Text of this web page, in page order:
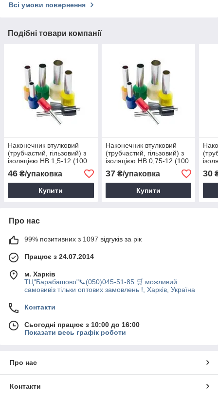
Всі умови повернення
Подібні товари компанії
Наконечник втулковий
(трубчастий, гільзовий) з
ізоляцією НВ 1,5-12 (100
шт.)
46 ₴/упаковка
Купити
Наконечник втулковий
(трубчастий, гільзовий) з
ізоляцією НВ 0,75-12 (100
шт.)
37₴/упаковка
Купити
шт.)
30
Про нас
99% позитивних з 1097 відгуків за рік
Працює з 24.07.2014
м. Харків
ТЦ"Барабашово"📞(050)045-51-85 🛒 можливий
самовивіз тільки оптових замовлень !, Харків, Україна
Контакти
Сьогодні працює з 10:00 до 16:00
Показати весь графік роботи
Про нас
Контакти